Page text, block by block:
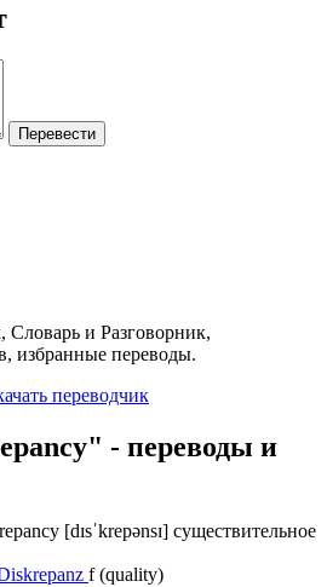
Словарь и Разговорник,
избранные переводы.
- переводы и
[dɪsˈkrepənsɪ] существительное
f (quality)